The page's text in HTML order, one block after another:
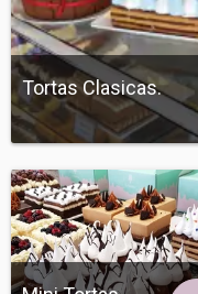
Tortas Clasicas.